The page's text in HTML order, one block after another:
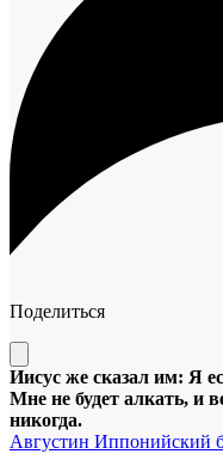
Поделиться
Иисус же сказал им: Я
Мне не будет алкать, и
никогда.
Августин Иппонийский